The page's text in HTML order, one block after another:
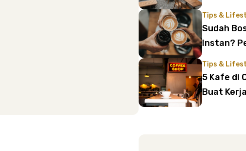
yang
Tips &
Sudah
Instan?
Tips &
5 Kafe di
Buat